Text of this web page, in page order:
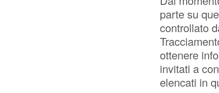
parte su
controllato
ottenere
invitati a
elencati in